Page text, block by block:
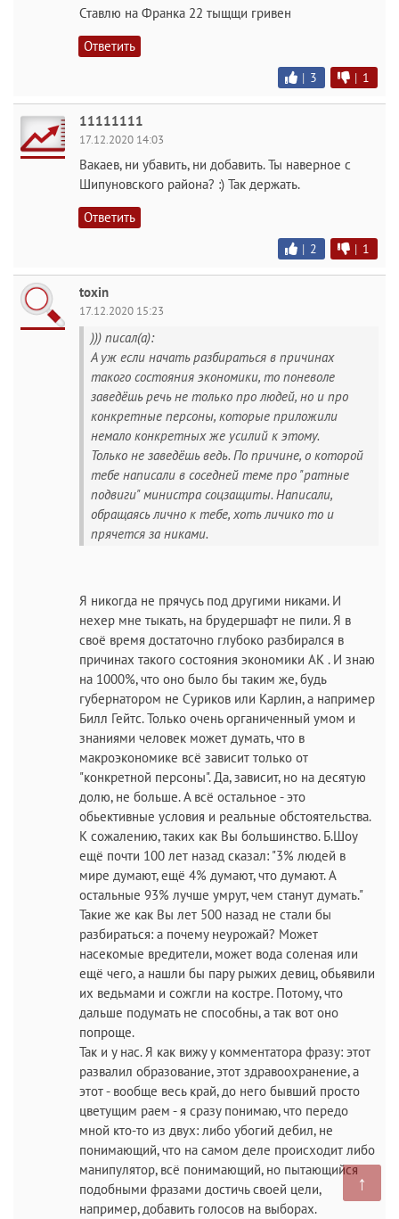
Ставлю на Франка 22 тыщщи гривен
Ответить
| 3 | 1
11111111
17.12.2020 14:03
Вакаев, ни убавить, ни добавить. Ты наверное с
Шипуновского района? :) Так держать.
Ответить
| 2 | 1
toxin
17.12.2020 15:23
))) писал(а):
А уж если начать разбираться в причинах
такого состояния экономики, то поневоле
заведёшь речь не только про людей, но и про
конкретные персоны, которые приложили
немало конкретных же усилий к этому.
Только не заведёшь ведь. По причине, о которой
тебе написали в соседней теме про "ратные
подвиги" министра соцзащиты. Написали,
обращаясь лично к тебе, хоть личико то и
прячется за никами.
Я никогда не прячусь под другими никами. И
нехер мне тыкать, на брудершафт не пили. Я в
своё время достаточно глубоко разбирался в
причинах такого состояния экономики АК . И знаю
на 1000%, что оно было бы таким же, будь
губернатором не Суриков или Карлин, а например
Билл Гейтс. Только очень органиченный умом и
знаниями человек может думать, что в
макроэкономике всё зависит только от
"конкретной персоны". Да, зависит, но на десятую
долю, не больше. А всё остальное - это
обьективные условия и реальные обстоятельства.
К сожалению, таких как Вы большинство. Б.Шоу
ещё почти 100 лет назад сказал: "3% людей в
мире думают, ещё 4% думают, что думают. А
остальные 93% лучше умрут, чем станут думать."
Такие же как Вы лет 500 назад не стали бы
разбираться: а почему неурожай? Может
насекомые вредители, может вода соленая или
ещё чего, а нашли бы пару рыжих девиц, обьявили
их ведьмами и сожгли на костре. Потому, что
дальше подумать не способны, а так вот оно
попроще.
Так и у нас. Я как вижу у комментатора фразу: этот
развалил образование, этот здравоохранение, а
этот - вообще весь край, до него бывший просто
цветущим раем - я сразу понимаю, что передо
мной кто-то из двух: либо убогий дебил, не
понимающий, что на самом деле происходит либо
манипулятор, всё понимающий, но пытающийся
подобными фразами достичь своей цели,
например, добавить голосов на выборах.
↑